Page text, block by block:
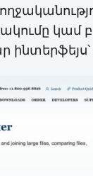
կամ